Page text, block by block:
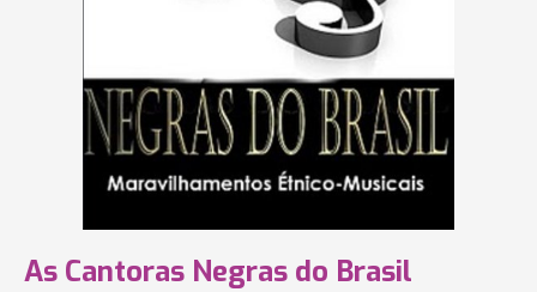
As Cantoras Negras do Brasil